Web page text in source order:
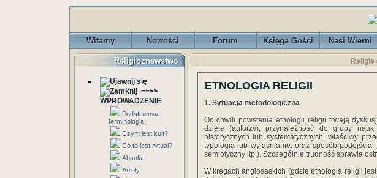
Witamy Nowości Forum Księga Gości Nasi Wierni
Religioznawstwo
==>>
WPROWADZENIE
Podstawowa
terminologia
Czym jest kult?
Co to jest rytuał?
Absolut
Anioły
Religie
ETNOLOGIA RELIGII
1. Sytuacja metodologiczna
Od chwili powstania etnologii religii trwają
dzieje (autorzy), przynależność do grupy
historycznych lub systematycznych, właściwy
typologia lub wyjaśnianie, oraz sposób podejścia:
semiotyczny itp.). Szczególnie trudność sprawia
W kręgach anglosaskich (gdzie etnologia religii